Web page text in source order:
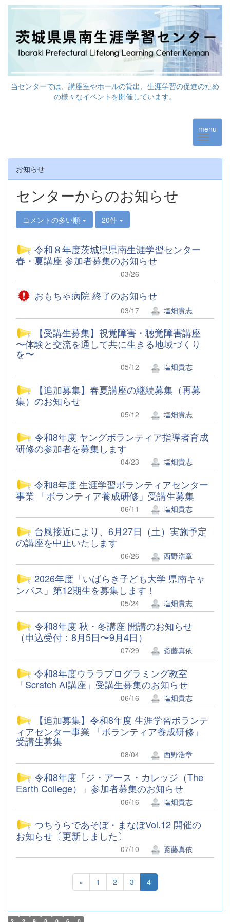
当センターでは、講座室やホールの貸出、生涯学習の促進のため
の様々なイベントを開催しています。
menu
お知らせ
センターからのお知らせ
コメントの多い順 20件
令和８年度茨城県県南生涯学習センター
春・夏講座 参加者募集のお知らせ
03/26
おもちゃ病院 終了のお知らせ
03/17 塩畑貴志
【受講生募集】視覚障害・聴覚障害講座
〜体験と交流を通して共に生きる地域づくり
を〜
05/12 塩畑貴志
【追加募集】春夏講座の継続募集（再募
集）のお知らせ
05/12 塩畑貴志
令和8年度 ヤングボランティア指導者育成
研修の参加者を募集します
04/23 塩畑貴志
令和8年度 生涯学習ボランティアセンター
事業 「ボランティア養成研修」受講生募集
06/11 塩畑貴志
台風接近により、6月27日（土）実施予定
の講座を中止いたします
06/26 西野浩章
2026年度「いばらき子ども大学 県南キャ
ンパス」第12期生を募集します！
05/24 塩畑貴志
令和8年度 秋・冬講座 開講のお知らせ
（申込受付：8月5日〜9月4日）
07/29 斎藤真依
令和8年度ウララプログラミング教室
「Scratch AI講座」受講生募集のお知らせ
06/16 塩畑貴志
【追加募集】令和8年度 生涯学習ボランテ
ィアセンター事業 「ボランティア養成研修」
受講生募集
08/04 西野浩章
令和8年度「ジ・アース・カレッジ（The
Earth College）」参加者募集のお知らせ
06/16 塩畑貴志
つちうらであそぼ・まなぼVol.12 開催の
お知らせ〔更新しました〕
07/10 斎藤真依
« 1 2 3 4